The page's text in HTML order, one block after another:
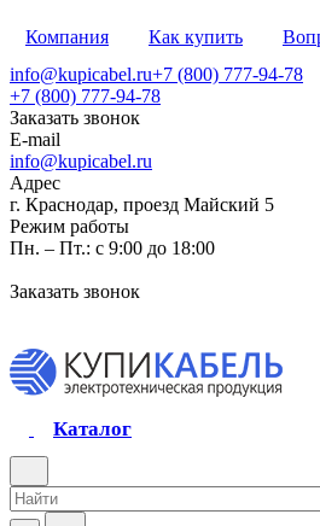
Компания Как купить
info@kupicabel.ru+7 (800) 777-94-78
+7 (800) 777-94-78
Заказать звонок
E-mail
info@kupicabel.ru
Адрес
г. Краснодар, проезд Майский 5
Режим работы
Пн. – Пт.: с 9:00 до 18:00
Заказать звонок
Каталог